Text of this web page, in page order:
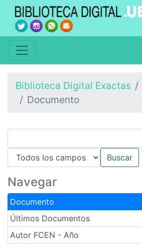
Biblioteca Digital Exactas
Documento
Navegar
Documento
Últimos Documentos
Autor FCEN - Año